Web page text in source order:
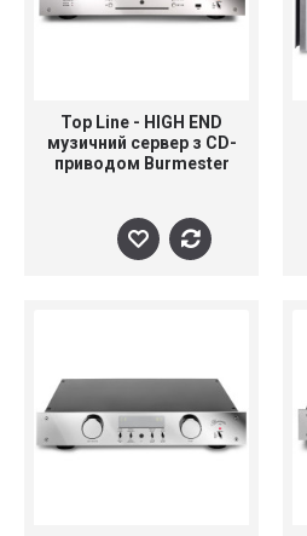
Top Line - HIGH END
музичний сервер з CD-
приводом Burmester